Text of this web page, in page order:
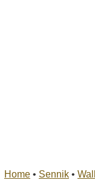
Home • Sennik •